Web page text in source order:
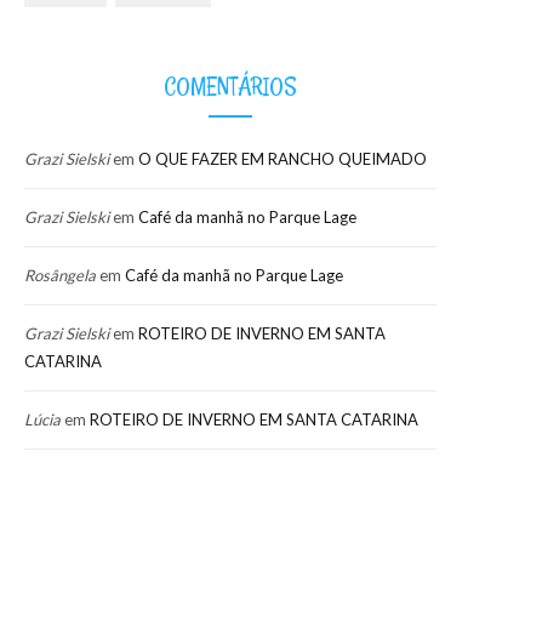
COMENTÁRIOS
Grazi Sielskiem O QUE FAZER EM RANCHO QUEIMADO
Grazi Sielskiem Café da manhã no Parque Lage
Rosângelaem Café da manhã no Parque Lage
Grazi Sielskiem ROTEIRO DE INVERNO EM SANTA
CATARINA
Lúciaem ROTEIRO DE INVERNO EM SANTA CATARINA